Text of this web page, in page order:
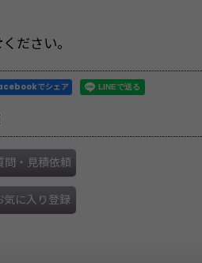
ください。
でシェア
問・見積依頼
気に入り登録